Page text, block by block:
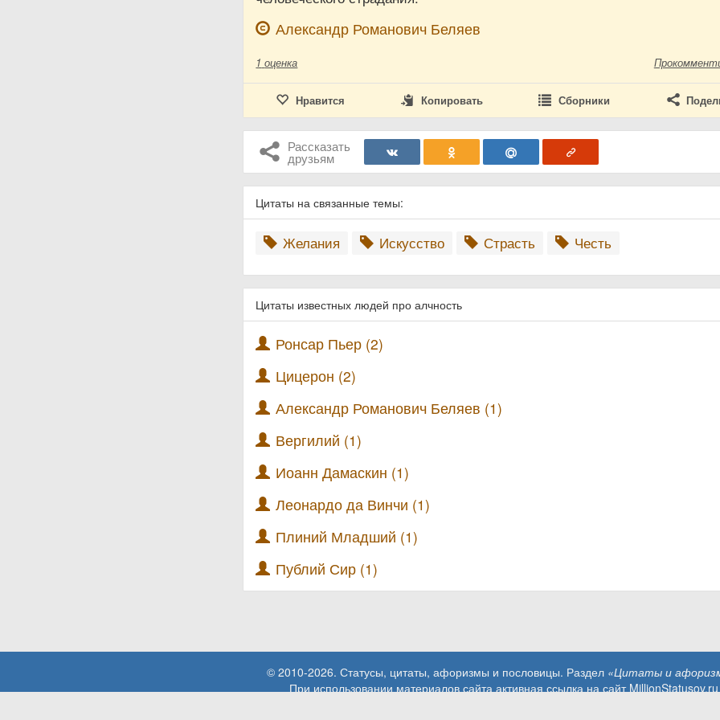
Александр Романович Беляев
1 оценка
Нравится Копировать Сборники
Рассказать
друзьям
Цитаты на связанные темы:
Желания Искусство Страсть Честь
Цитаты известных людей про алчность
Ронсар Пьер (2)
Цицерон (2)
Александр Романович Беляев (1)
Вергилий (1)
Иоанн Дамаскин (1)
Леонардо да Винчи (1)
Плиний Младший (1)
Публий Сир (1)
© 2010-2026. Статусы, цитаты, афоризмы и пословицы. Раздел «Цитаты и
При использовании материалов сайта активная ссылка на сайт